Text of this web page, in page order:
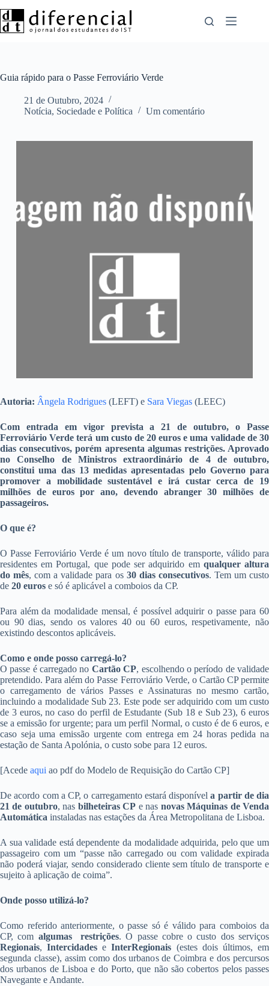
para
o
Guia rápido para o Passe Ferroviário Verde
21 de Outubro, 2024
Notícia, Sociedade e Política Um comentário
Autoria: Ângela Rodrigues (LEFT) e Sara Viegas (LEEC)
Com entrada em vigor prevista a 21 de outubro, o Passe
Ferroviário Verde terá um custo de 20 euros e uma validade de 30
dias consecutivos, porém apresenta algumas restrições. Aprovado
no Conselho de Ministros extraordinário de 4 de outubro,
constitui uma das 13 medidas apresentadas pelo Governo para
promover a mobilidade sustentável e irá custar cerca de 19
milhões de euros por ano, devendo abranger 30 milhões de
passageiros.
O que é?
O Passe Ferroviário Verde é um novo título de transporte, válido para
residentes em Portugal, que pode ser adquirido em qualquer altura
do mês, com a validade para os 30 dias consecutivos. Tem um custo
de 20 euros e só é aplicável a comboios da CP.
Para além da modalidade mensal, é possível adquirir o passe para 60
ou 90 dias, sendo os valores 40 ou 60 euros, respetivamente, não
existindo descontos aplicáveis.
Como e onde posso carregá-lo?
O passe é carregado no Cartão CP, escolhendo o período de validade
pretendido. Para além do Passe Ferroviário Verde, o Cartão CP permite
o carregamento de vários Passes e Assinaturas no mesmo cartão,
incluindo a modalidade Sub 23. Este pode ser adquirido com um custo
de 3 euros, no caso do perfil de Estudante (Sub 18 e Sub 23), 6 euros
se a emissão for urgente; para um perfil Normal, o custo é de 6 euros, e
caso seja uma emissão urgente com entrega em 24 horas pedida na
estação de Santa Apolónia, o custo sobe para 12 euros.
[Acede aqui ao pdf do Modelo de Requisição do Cartão CP]
De acordo com a CP, o carregamento estará disponívela partir de dia
21 de outubro, nas bilheteiras CP e nas novas Máquinas de Venda
Automática instaladas nas estações da Área Metropolitana de Lisboa.
A sua validade está dependente da modalidade adquirida, pelo que um
passageiro com um “passe não carregado ou com validade expirada
não poderá viajar, sendo considerado cliente sem título de transporte e
sujeito à aplicação de coima”.
Onde posso utilizá-lo?
Como referido anteriormente, o passe só é válido para comboios da
CP, com algumas restrições. O passe cobre o custo dos serviços
Regionais,IntercidadeseInterRegionais (estes dois últimos, em
segunda classe), assim como dos urbanos de Coimbra e dos percursos
dos urbanos de Lisboa e do Porto, que não são cobertos pelos passes
Navegante e Andante.